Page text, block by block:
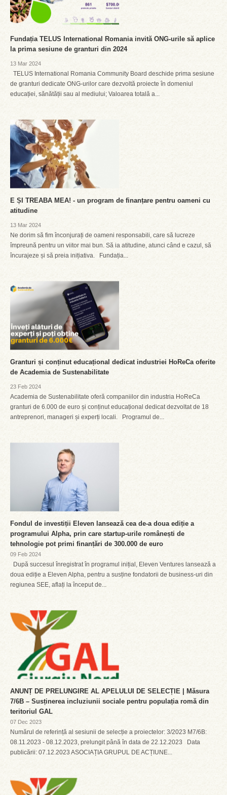
Fundația TELUS International Romania invită ONG-urile să aplice
la prima sesiune de granturi din 2024
13 Mar 2024
TELUS International Romania Community Board deschide prima sesiune
de granturi dedicate ONG-urilor care dezvoltă proiecte în domeniul
educației, sănătății sau al mediului; Valoarea totală a...
E ȘI TREABA MEA! - un program de finanțare pentru oameni cu
atitudine
13 Mar 2024
Ne dorim să fim înconjurați de oameni responsabili, care să lucreze
împreună pentru un viitor mai bun. Să ia atitudine, atunci când e cazul, să
încurajeze și să preia inițiativa. Fundația...
Granturi și conținut educațional dedicat industriei HoReCa oferite
de Academia de Sustenabilitate
23 Feb 2024
Academia de Sustenabilitate oferă companiilor din industria HoReCa
granturi de 6.000 de euro și conținut educațional dedicat dezvoltat de 18
antreprenori, manageri și experți locali. Programul de...
Fondul de investiții Eleven lansează cea de-a doua ediție a
programului Alpha, prin care startup-urile românești de
tehnologie pot primi finanțări de 300.000 de euro
09 Feb 2024
După succesul înregistrat în programul inițial, Eleven Ventures lansează a
doua ediție a Eleven Alpha, pentru a susține fondatorii de business-uri din
regiunea SEE, aflați la început de...
ANUNȚ DE PRELUNGIRE AL APELULUI DE SELECȚIE | Măsura
7/6B – Susținerea incluziunii sociale pentru populația romă din
teritoriul GAL
07 Dec 2023
Numărul de referință al sesiunii de selecție a proiectelor: 3/2023 M7/6B:
08.11.2023 - 08.12.2023, prelungit până în data de 22.12.2023 Data
publicării: 07.12.2023 ASOCIAȚIA GRUPUL DE ACȚIUNE...